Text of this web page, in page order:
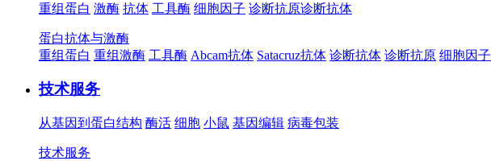
重组蛋白 激酶 抗体 工具酶 细胞因子 诊断抗原诊断抗体
蛋白抗体与激酶
重组蛋白 重组激酶 工具酶 Abcam抗体 Satacruz抗体 诊断抗体 诊断抗原 细胞因子
技术服务
从基因到蛋白结构 酶活 细胞 小鼠 基因编辑 病毒包装
技术服务